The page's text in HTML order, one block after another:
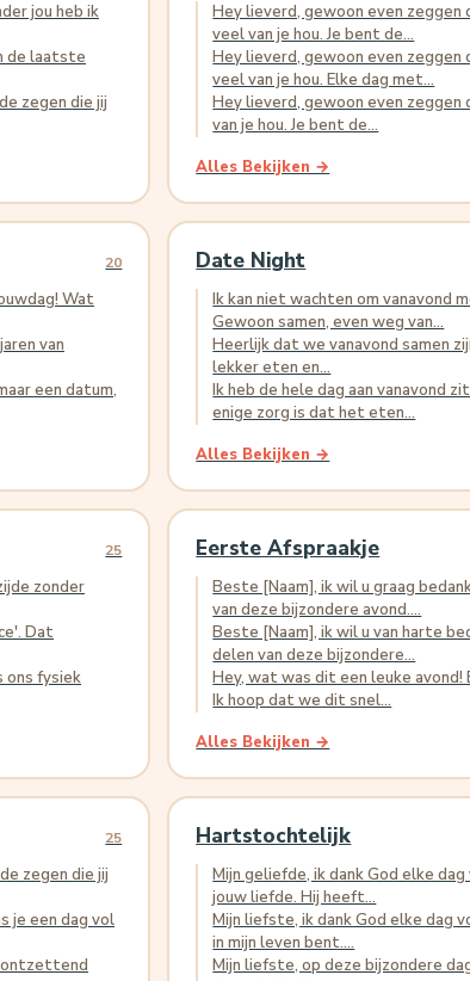
jou heb ik
de laatste
zegen die jij
Hey lieverd, gewoon even
veel van je hou. Je bent de...
Hey lieverd, gewoon even
veel van je hou. Elke dag met...
Hey lieverd, gewoon even
van je hou. Je bent de...
Alles Bekijken →
20
Wat
van
een datum,
Date Night
Ik kan niet wachten om vanavond
Gewoon samen, even weg van...
Heerlijk dat we vanavond samen
lekker eten en...
Ik heb de hele dag aan vanavond
enige zorg is dat het eten...
Alles Bekijken →
25
zonder
Dat
ons fysiek
Eerste Afspraakje
Beste [Naam], ik wil u graag
van deze bijzondere avond....
Beste [Naam], ik wil u van harte
delen van deze bijzondere...
Hey, wat was dit een leuke avond!
Ik hoop dat we dit snel...
Alles Bekijken →
25
zegen die jij
je een dag vol
ontzettend
Hartstochtelijk
Mijn geliefde, ik dank God elke
jouw liefde. Hij heeft...
Mijn liefste, ik dank God elke dag
in mijn leven bent....
Mijn liefste, op deze bijzondere